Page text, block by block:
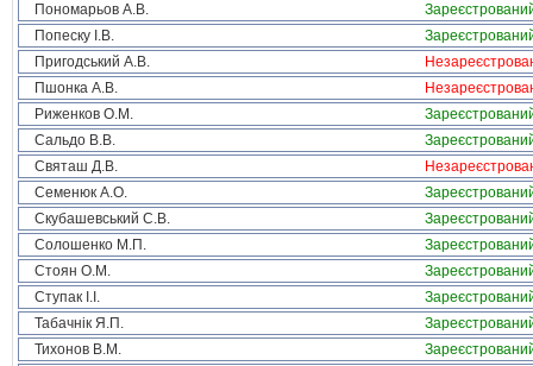
Пономарьов А.В.
Попеску І.В.
Пригодський А.В.
Пшонка А.В.
Риженков О.М.
Сальдо В.В.
Святаш Д.В.
Семенюк А.О.
Скубашевський С.В.
Солошенко М.П.
Стоян О.М.
Ступак І.І.
Табачнік Я.П.
Тихонов В.М.